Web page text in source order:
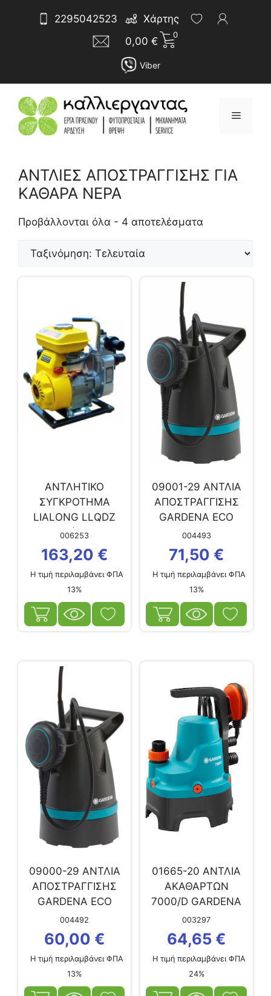
2295042523
Χάρτης
0,00 €
0
Viber
Μενού
ΑΝΤΛΙΕΣ ΑΠΟΣΤΡΑΓΓΙΣΗΣ ΓΙΑ
ΚΑΘΑΡΑ ΝΕΡΑ
Προβάλλονται όλα - 4 αποτελέσματα
Sorted
by
ΑΝΤΛΗΤΙΚΟ
ΣΥΓΚΡΟΤΗΜΑ
LIALONG LLQDΖ
40-25 (2,5 HP)
006253
163,20 €
Η τιμή περιλαμβάνει ΦΠΑ
13%
09001-29 ΑΝΤΛΙΑ
ΑΠΟΣΤΡΑΓΓΙΣΗΣ
GARDENA ECO
SERIES 8600 ΓΙΑ
ΚΑΘΑΡΑ...
004493
71,50 €
Η τιμή περιλαμβάνει ΦΠΑ
13%
09000-29 ΑΝΤΛΙΑ
ΑΠΟΣΤΡΑΓΓΙΣΗΣ
GARDENA ECO
SERIES 8200 ΓΙΑ
ΚΑΘΑΡΑ...
004492
60,00 €
Η τιμή περιλαμβάνει ΦΠΑ
13%
01665-20 ΑΝΤΛΙΑ
ΑΚΑΘΑΡΤΩΝ
7000/D GARDENA
003297
64,65 €
Η τιμή περιλαμβάνει ΦΠΑ
24%